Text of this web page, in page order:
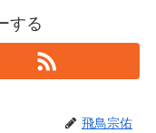
する
飛鳥宗佑